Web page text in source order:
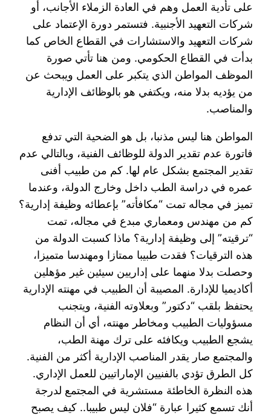
على تأدية العمل وهم في العادة الزملاء الأجانب، أو
شركات التعهيد الأجنبية. فتستمر دورة الإعتماد على
شركات التعهيد والاستشارات في القطاع الخاص كما
بدأت في القطاع الحكومي. ومن هنا تأتي صورة
الموظف المواطن الذي يتكبر على العمل ويبحث عن
من يؤديه بدلا منه، ويكتفي هو بالوظائف الإدارية
والمناصب.
المواطن هنا ليس مذنبا، بل هو الضحية التي تدفع
فاتورة عدم تقدير الدولة للوظائف الفنية، وبالتالي عدم
تقدير المجتمع بشكل عام لها. كم من طبيب أفنى
عمره في دراسة الطب داخل وخارج الدولة، وعندما
تميز في مجاله تمت “مكافأته” بإعطائه وظيفة إدارية؟
كم من مهندس ومعماري مبدع في مجاله، تمت
“ترقيته” إلى وظيفة إدارية؟ ماذا كسبت الدولة من
هذه الترقيات؟ فقدت طبيبا ممتازا ومهندسا متميزا،
وحصلت بدلا منهما على إداريين سيئين غير مؤهلين
أكاديميا للإدارة. المصيبة أن الطبيب في مهنته الإدارية
يحتفظ بلقب “دكتور” وبعلاوته الفنية، ويتجنب
مسؤوليات الطبيب ومخاطر مهنته، أي أن النظام
يشجع الطبيب ويكافئه على ترك مهنة الطب،
والمجتمع صار يقدر المناصب الإدارية أكثر من الفنية.
كل الطرق تؤدي بالفنيين الإماراتيين للعمل الإداري.
هذه النظرة الخاطئة مستشرية في المجتمع لدرجة
أنك تسمع كثيرا عبارة “فلان ليس طبيبا.. كيف يصبح